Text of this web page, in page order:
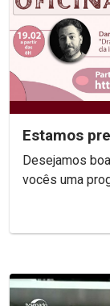
Estamos
Desejamos
vocês uma